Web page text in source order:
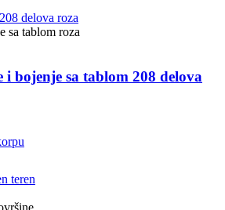
1.390 RSD.
i bojenje sa tablom 208 delova
sa tablom 208 delova Rozi količina